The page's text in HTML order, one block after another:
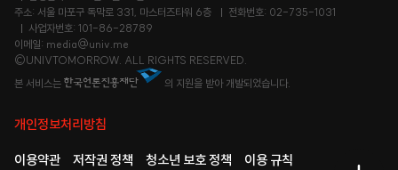
주소: 서울 마포구 독막로 331, 마스터즈타워 6층
전화번호: 02-735-1031
사업자번호: 101-86-28789
이메일: media@univ.me
©UNIVTOMORROW. ALL RIGHTS RESERVED.
본 서비스는
의 지원을 받아 개발되었습니다.
개인정보처리방침
이용약관 저작권 정책 청소년 보호 정책 이용 규칙